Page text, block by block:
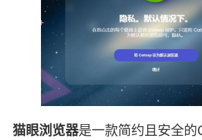
猫眼浏览器是一款简约且安全